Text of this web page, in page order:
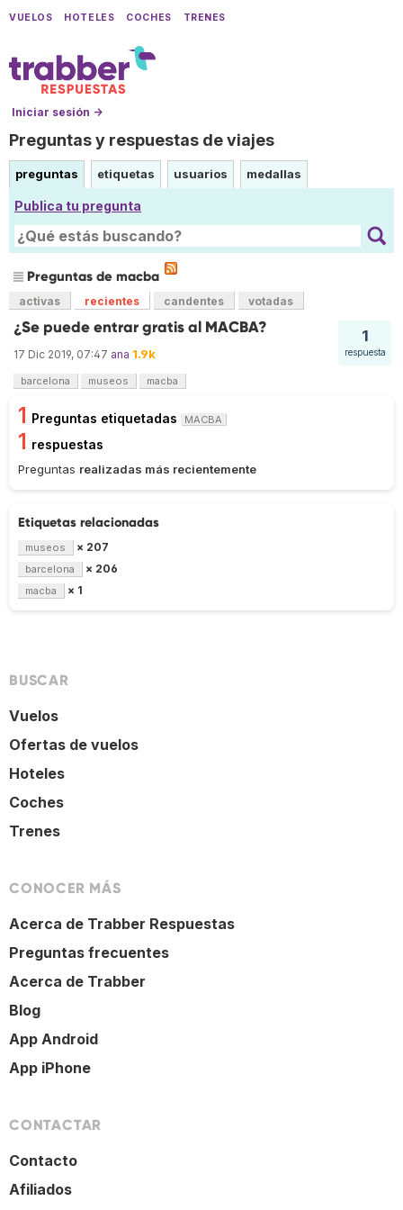
VUELOS HOTELES COCHES TRENES
Iniciar sesión →
Preguntas y respuestas de viajes
preguntas etiquetas usuarios medallas
Publica tu pregunta
Preguntas de macba
activas recientes candentes votadas
1
respuesta
¿Se puede entrar gratis al MACBA?
17 Dic 2019, 07:47 ana 1.9k
barcelona museos macba
1 Preguntas etiquetadas MACBA
1 respuestas
Preguntas realizadas más recientemente
Etiquetas relacionadas
museos × 207
barcelona × 206
macba × 1
BUSCAR
Vuelos
Ofertas de vuelos
Hoteles
Coches
Trenes
CONOCER MÁS
Acerca de Trabber Respuestas
Preguntas frecuentes
Acerca de Trabber
Blog
App Android
App iPhone
CONTACTAR
Contacto
Afiliados